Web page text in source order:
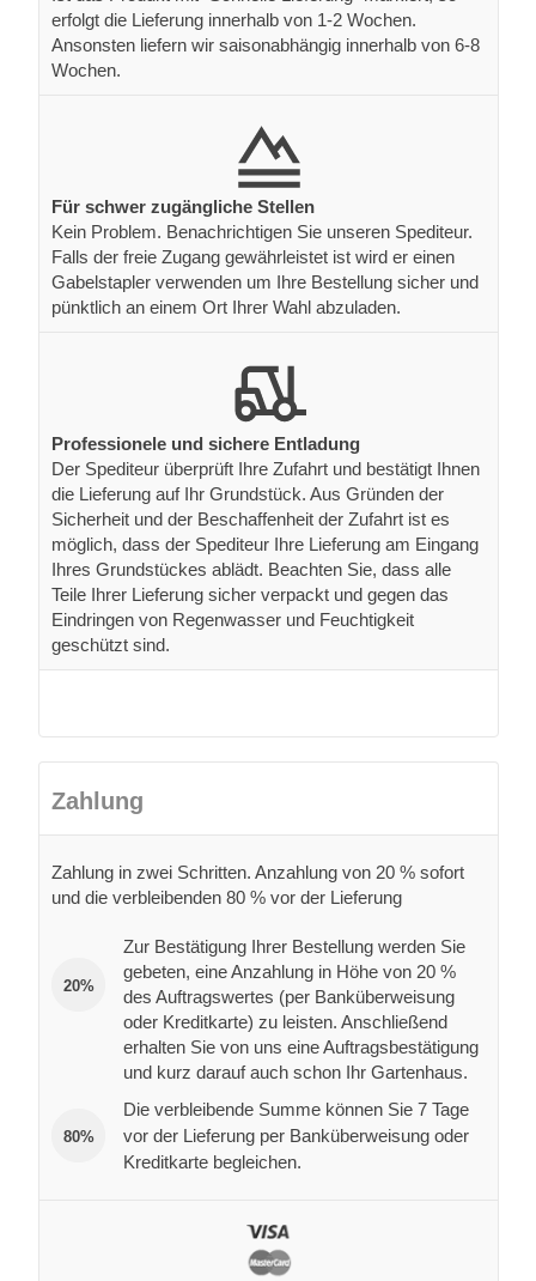
erfolgt die Lieferung innerhalb von 1-2 Wochen.
Ansonsten liefern wir saisonabhängig innerhalb von 6-8
Wochen.
Für schwer zugängliche Stellen
Kein Problem. Benachrichtigen Sie unseren Spediteur.
Falls der freie Zugang gewährleistet ist wird er einen
Gabelstapler verwenden um Ihre Bestellung sicher und
pünktlich an einem Ort Ihrer Wahl abzuladen.
Professionele und sichere Entladung
Der Spediteur überprüft Ihre Zufahrt und bestätigt Ihnen
die Lieferung auf Ihr Grundstück. Aus Gründen der
Sicherheit und der Beschaffenheit der Zufahrt ist es
möglich, dass der Spediteur Ihre Lieferung am Eingang
Ihres Grundstückes ablädt. Beachten Sie, dass alle
Teile Ihrer Lieferung sicher verpackt und gegen das
Eindringen von Regenwasser und Feuchtigkeit
geschützt sind.
Zahlung
Zahlung in zwei Schritten. Anzahlung von 20 % sofort
und die verbleibenden 80 % vor der Lieferung
20%
Zur Bestätigung Ihrer Bestellung werden Sie
gebeten, eine Anzahlung in Höhe von 20 %
des Auftragswertes (per Banküberweisung
oder Kreditkarte) zu leisten. Anschließend
erhalten Sie von uns eine Auftragsbestätigung
und kurz darauf auch schon Ihr Gartenhaus.
80%
Die verbleibende Summe können Sie 7 Tage
vor der Lieferung per Banküberweisung oder
Kreditkarte begleichen.